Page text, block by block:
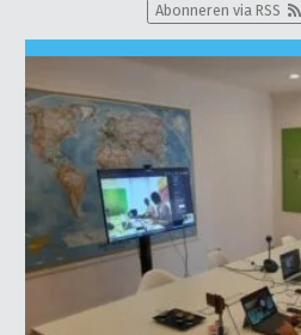
Abonneren via RSS